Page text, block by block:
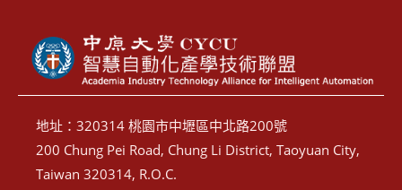
地址：320314 桃園市中壢區中北路200號
200 Chung Pei Road, Chung Li District, Taoyuan City,
Taiwan 320314, R.O.C.